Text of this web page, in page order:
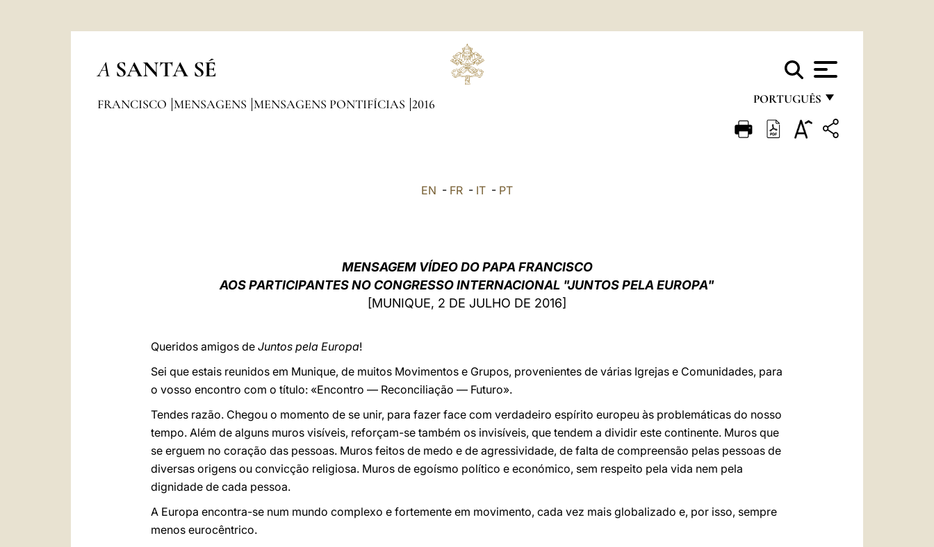
A SANTA SÉ
PORTUGUÊS
FRANÇAIS
LATINE
FRANCISCO MENSAGENS MENSAGENS PONTIFÍCIAS 2016
EN - FR - IT - PT
MENSAGEM VÍDEO DO PAPA FRANCISCO
AOS PARTICIPANTES NO CONGRESSO INTERNACIONAL "JUNTOS PELA EUROPA"
[MUNIQUE, 2 DE JULHO DE 2016]
Queridos amigos de Juntos pela Europa!
Sei que estais reunidos em Munique, de muitos Movimentos e Grupos, provenientes de várias Igrejas e Comunidades, para
o vosso encontro com o título: «Encontro — Reconciliação — Futuro».
Tendes razão. Chegou o momento de se unir, para fazer face com verdadeiro espírito europeu às problemáticas do nosso
tempo. Além de alguns muros visíveis, reforçam-se também os invisíveis, que tendem a dividir este continente. Muros que
se erguem no coração das pessoas. Muros feitos de medo e de agressividade, de falta de compreensão pelas pessoas de
diversas origens ou convicção religiosa. Muros de egoísmo político e económico, sem respeito pela vida nem pela
dignidade de cada pessoa.
A Europa encontra-se num mundo complexo e fortemente em movimento, cada vez mais globalizado e, por isso, sempre
menos eurocêntrico.